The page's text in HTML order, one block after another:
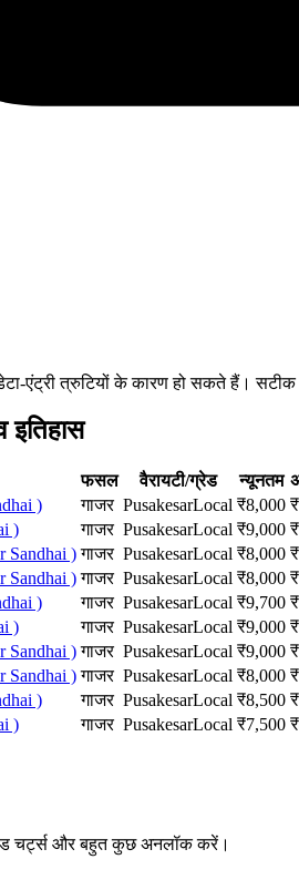
एंट्री त्रुटियों के कारण हो सकते हैं।
इतिहास
फसल वैरायटी/ग्रेड न्यूनतम
) गाजर PusakesarLocal ₹8,000 ₹
) गाजर PusakesarLocal ₹9,000 ₹
Sandhai ) गाजर PusakesarLocal ₹8,000 ₹
Sandhai ) गाजर PusakesarLocal ₹8,000 ₹
) गाजर PusakesarLocal ₹9,700 ₹
) गाजर PusakesarLocal ₹9,000 ₹
Sandhai ) गाजर PusakesarLocal ₹9,000 ₹
Sandhai ) गाजर PusakesarLocal ₹8,000 ₹
) गाजर PusakesarLocal ₹8,500 ₹
) गाजर PusakesarLocal ₹7,500 ₹
चर्ट्स और बहुत कुछ अनलॉक करें।